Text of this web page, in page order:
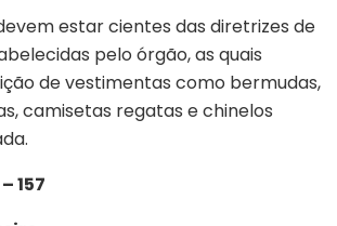
estar cientes das diretrizes de
pelo órgão, as quais
de vestimentas como bermudas,
camisetas regatas e chinelos
157